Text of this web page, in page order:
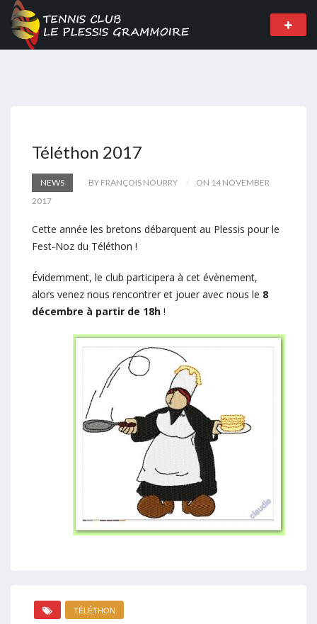
Téléthon 2017
NEWS BY FRANÇOIS NOURRY
ON 14 NOVEMBER
2017
Cette année les bretons débarquent au Plessis pour le
Fest-Noz du Téléthon !
Évidemment, le club participera à cet évènement,
alors venez nous rencontrer et jouer avec nous le 8
décembre à partir de 18h !
TÉLÉTHON